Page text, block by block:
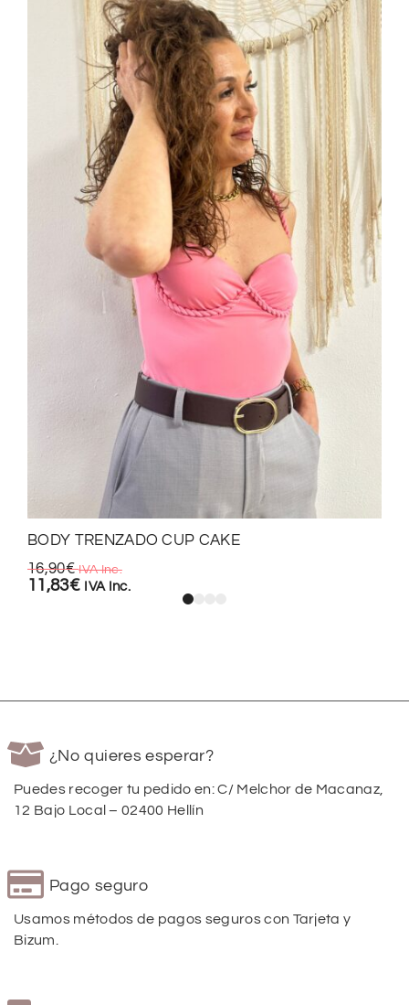
BODY TRENZADO CUP CAKE
16,90€ IVA Inc.
11,83€ IVA Inc.
¿No quieres esperar?
Puedes recoger tu pedido en: C/ Melchor de Macanaz,
12 Bajo Local – 02400 Hellín
Pago seguro
Usamos métodos de pagos seguros con Tarjeta y
Bizum.